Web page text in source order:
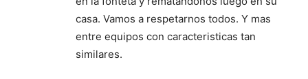
casa. Vamos a respetarnos todos. Y mas
entre equipos con caracteristicas tan
similares.